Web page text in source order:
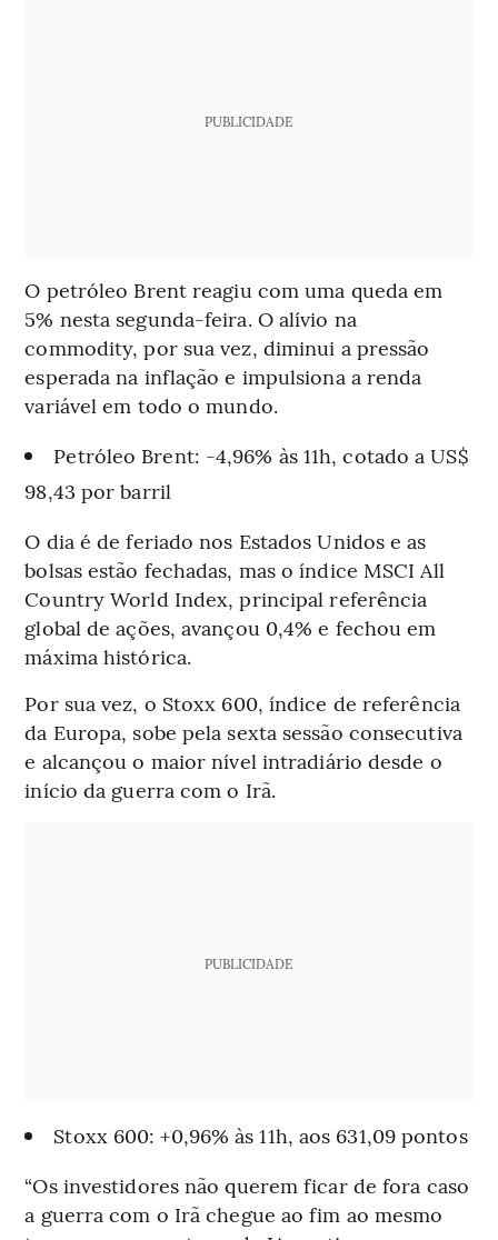
PUBLICIDADE
O petróleo Brent reagiu com uma queda em
5% nesta segunda-feira. O alívio na
commodity, por sua vez, diminui a pressão
esperada na inflação e impulsiona a renda
variável em todo o mundo.
Petróleo Brent: -4,96% às 11h, cotado a US$
98,43 por barril
O dia é de feriado nos Estados Unidos e as
bolsas estão fechadas, mas o índice MSCI All
Country World Index, principal referência
global de ações, avançou 0,4% e fechou em
máxima histórica.
Por sua vez, o Stoxx 600, índice de referência
da Europa, sobe pela sexta sessão consecutiva
e alcançou o maior nível intradiário desde o
início da guerra com o Irã.
PUBLICIDADE
Stoxx 600: +0,96% às 11h, aos 631,09 pontos
“Os investidores não querem ficar de fora caso
a guerra com o Irã chegue ao fim ao mesmo